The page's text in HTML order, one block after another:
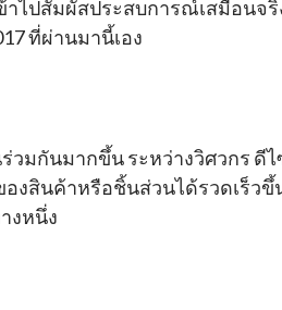
าไปสัมผัสประสบการณ์เสมือนจ
ที่ผ่านมานี้เอง
วมกันมากขึ้น ระหว่างวิศวกร ดี
งสินค้าหรือชิ้นส่วนได้รวดเร็ว
งหนึ่ง